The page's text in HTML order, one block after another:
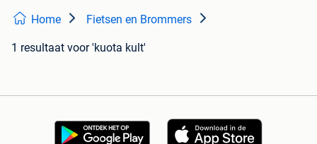
Home Fietsen en Brommers
1 resultaat voor 'kuota kult'